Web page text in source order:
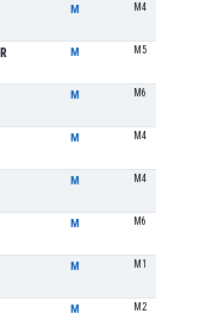
M M4
M M5
M M6
M M4
M M4
M M6
M M1
M M2